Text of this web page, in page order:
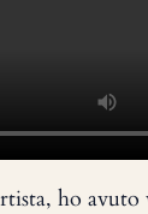
ho avuto